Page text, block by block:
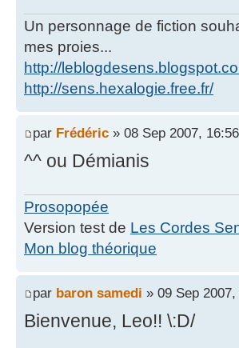
Un personnage de fiction
mes proies...
http://
http://sens.hexalogie.free.fr/
par Frédéric » 08 Sep 2007, 16:56
^^ ou Démianis
Prosopopée
Version test de Les Cordes
Mon blog théorique
par baron samedi » 09 Sep
Bienvenue, Leo!! \:D/